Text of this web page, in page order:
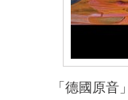
「德國原